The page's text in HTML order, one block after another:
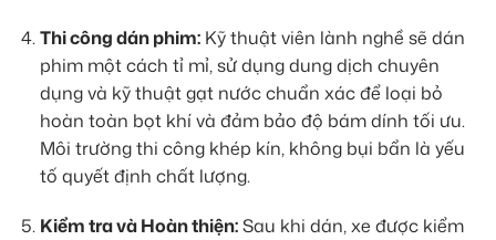
Thi công dán phim:Kỹ thuật viên lành nghề sẽ dán
phim một cách tỉ mỉ, sử dụng dung dịch chuyên
dụng và kỹ thuật gạt nước chuẩn xác để loại bỏ
hoàn toàn bọt khí và đảm bảo độ bám dính tối ưu.
Môi trường thi công khép kín, không bụi bẩn là yếu
tố quyết định chất lượng.
Kiểm tra và Hoàn thiện:Sau khi dán, xe được kiểm